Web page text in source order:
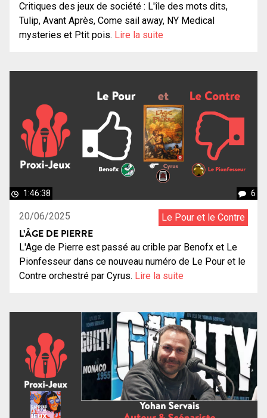
Critiques des jeux de société : L'île des mots dits,
Tulip, Avant Après, Come sail away, NY Medical
mysteries et Ptit pois. Lire la suite
1:46:38 6
20/06/2025 Le Pour et le Contre
L’ÂGE DE PIERRE
L'Age de Pierre est passé au crible par Benofx et Le
Pionfesseur dans ce nouveau numéro de Le Pour et le
Contre orchestré par Cyrus. Lire la suite